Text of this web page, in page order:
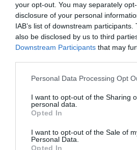
your opt-out. You may separately
disclosure of your personal
IAB’s list of downstream
also be disclosed by us to third
Downstream Participants that may
Please note that this website/app
not limited to your visit or usage
grant or deny consent to Google and
use your data for below specified
consent section.
Personal Data Processing Opt
I want to opt-out of the Sharing
personal data.
Opted In
I want to opt-out of the Sale of
Personal Data.
Opted In
Ne maradjon le a legfrissebb
bennünket az EGRI ÜGYEK
VISSZA A FŐOLDALRA